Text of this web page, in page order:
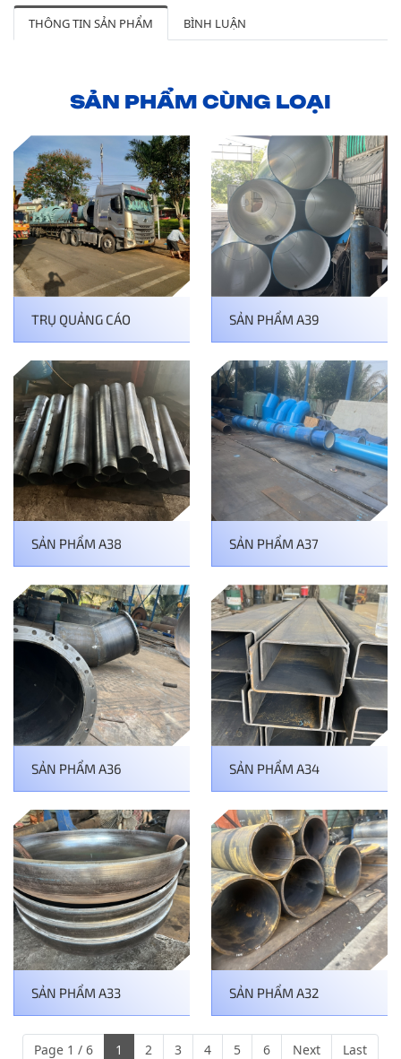
THÔNG TIN SẢN PHẨM BÌNH LUẬN
SẢN PHẨM CÙNG LOẠI
TRỤ QUẢNG CÁO SẢN PHẨM A39
SẢN PHẨM A38 SẢN PHẨM A37
SẢN PHẨM A36 SẢN PHẨM A34
SẢN PHẨM A33 SẢN PHẨM A32
Page 1 / 6 1 2 3 4 5 6 Next Last